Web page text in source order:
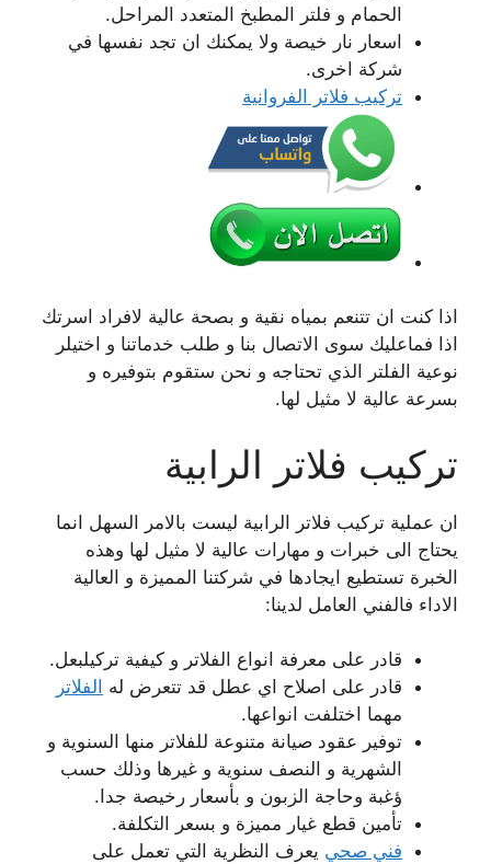
الحمام و فلتر المطبخ المتعدد المراحل.
اسعار نار خيصة ولا يمكنك ان تجد نفسها في
شركة اخرى.
تركيب فلاتر الفروانية
اذا كنت ان تتنعم بمياه نقية و بصحة عالية لافراد اسرتك
اذا فماعليك سوى الاتصال بنا و طلب خدماتنا و اختيلر
نوعية الفلتر الذي تحتاجه و نحن ستقوم بتوفيره و
بسرعة عالية لا مثيل لها.
تركيب فلاتر الرابية
ان عملية تركيب فلاتر الرابية ليست بالامر السهل انما
يحتاج الى خبرات و مهارات عالية لا مثيل لها وهذه
الخبرة تستطيع ايجادها في شركتنا المميزة و العالية
الاداء فالفني العامل لدينا:
قادر على معرفة انواع الفلاتر و كيفية تركيلبعل.
قادر على اصلاح اي عطل قد تتعرض له الفلاتر
مهما اختلفت انواعها.
توفير عقود صيانة متنوعة للفلاتر منها السنوية و
الشهرية و النصف سنوية و غيرها وذلك حسب
ؤغبة وحاجة الزبون و بأسعار رخيصة جدا.
تأمين قطع غيار مميزة و بسعر التكلفة.
فني صحي يعرف النظرية التي تعمل على